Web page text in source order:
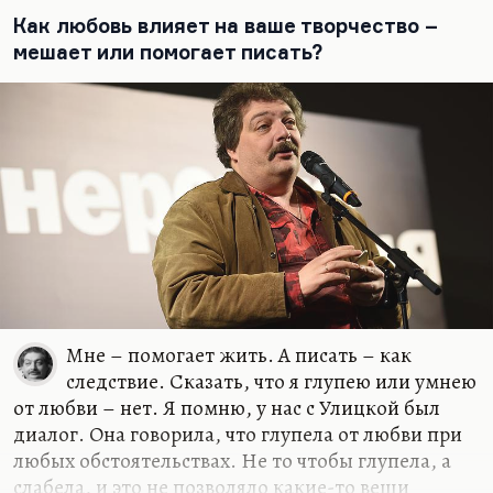
озарения:
Мы делаем чаши, но чаши не цель;
Учил же нас Кроули, тот, что Алистер,
Что вся наша жизнь – бесконечная щель,
В которую чаша должна провалиться.
Откуда это? Но рифма очень хорошая, забавно.
Вообще, стихи, как учил нас Лосев, лучше всего
сочиняются в первый…
Как любовь влияет на ваше творчество –
мешает или помогает писать?
Мне – помогает жить. А писать – как
следствие. Сказать, что я глупею или умнею
от любви – нет. Я помню, у нас с Улицкой был
диалог. Она говорила, что глупела от любви при
любых обстоятельствах. Не то чтобы глупела, а
слабела, и это не позволяло какие-то вещи